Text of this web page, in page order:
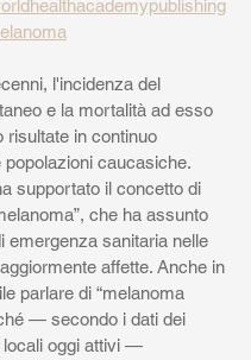
l'incidenza del
e la mortalità ad esso
risultate in continuo
popolazioni caucasiche.
supportato il concetto di
che ha assunto
emergenza sanitaria nelle
affette. Anche in
parlare di “melanoma
— secondo i dati dei
locali oggi attivi —